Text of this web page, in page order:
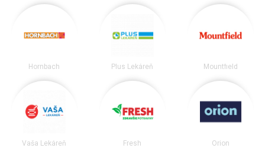
Hornbach Plus Lekáreň Mountfield
Vaša Lekáreň Fresh Orion